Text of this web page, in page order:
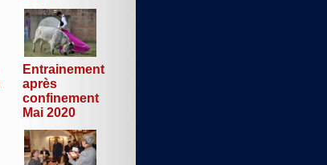
Entrainement
après
confinement
Mai 2020